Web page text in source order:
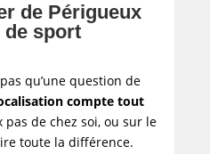
de Périgueux
de sport
qu’une question de
compte tout
pas de chez soi, ou sur le
toute la différence.